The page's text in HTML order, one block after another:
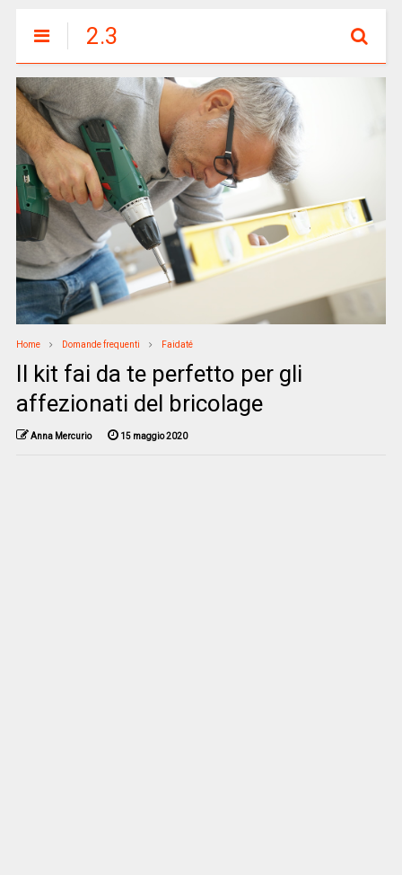
2.3
Home Domande frequenti Faidaté
Il kit fai da te perfetto per gli
affezionati del bricolage
Anna Mercurio 15 maggio 2020